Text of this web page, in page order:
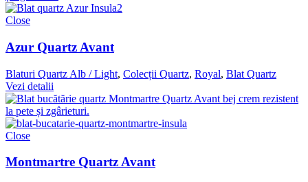
Close
Azur Quartz Avant
Blaturi Quartz Alb / Light, Colecții Quartz, Royal, Blat Quartz
Vezi detalii
Close
Montmartre Quartz Avant